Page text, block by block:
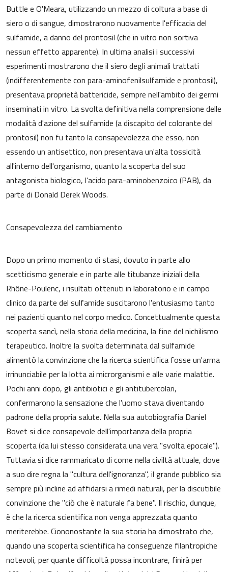
Buttle e O'Meara, utilizzando un mezzo di coltura a base di
siero o di sangue, dimostrarono nuovamente l'efficacia del
sulfamide, a danno del prontosil (che in vitro non sortiva
nessun effetto apparente). In ultima analisi i successivi
esperimenti mostrarono che il siero degli animali trattati
(indifferentemente con para-aminofenilsulfamide e prontosil),
presentava proprietà battericide, sempre nell'ambito dei germi
inseminati in vitro. La svolta definitiva nella comprensione delle
modalità d'azione del sulfamide (a discapito del colorante del
prontosil) non fu tanto la consapevolezza che esso, non
essendo un antisettico, non presentava un'alta tossicità
all'interno dell'organismo, quanto la scoperta del suo
antagonista biologico, l'acido para-aminobenzoico (PAB), da
parte di Donald Derek Woods.
Consapevolezza del cambiamento
Dopo un primo momento di stasi, dovuto in parte allo
scetticismo generale e in parte alle titubanze iniziali della
Rhône-Poulenc, i risultati ottenuti in laboratorio e in campo
clinico da parte del sulfamide suscitarono l'entusiasmo tanto
nei pazienti quanto nel corpo medico. Concettualmente questa
scoperta sancì, nella storia della medicina, la fine del nichilismo
terapeutico. Inoltre la svolta determinata dal sulfamide
alimentò la convinzione che la ricerca scientifica fosse un'arma
irrinunciabile per la lotta ai microrganismi e alle varie malattie.
Pochi anni dopo, gli antibiotici e gli antitubercolari,
confermarono la sensazione che l'uomo stava diventando
padrone della propria salute. Nella sua autobiografia Daniel
Bovet si dice consapevole dell'importanza della propria
scoperta (da lui stesso considerata una vera "svolta epocale").
Tuttavia si dice rammaricato di come nella civiltà attuale, dove
a suo dire regna la "cultura dell'ignoranza", il grande pubblico sia
sempre più incline ad affidarsi a rimedi naturali, per la discutibile
convinzione che "ciò che è naturale fa bene". Il rischio, dunque,
è che la ricerca scientifica non venga apprezzata quanto
meriterebbe. Ciononostante la sua storia ha dimostrato che,
quando una scoperta scientifica ha conseguenze filantropiche
notevoli, per quante difficoltà possa incontrare, finirà per